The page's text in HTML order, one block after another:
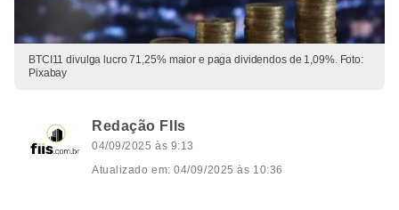
BTCI11 divulga lucro 71,25% maior e paga dividendos de 1,09%. Foto:
Pixabay
Redação FIIs
04/09/2025 às 9:13
Atualizado em: 04/09/2025 às 10:36